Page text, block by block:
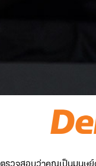
ตรวจสอบว่าคุณเป็นมนุษย์